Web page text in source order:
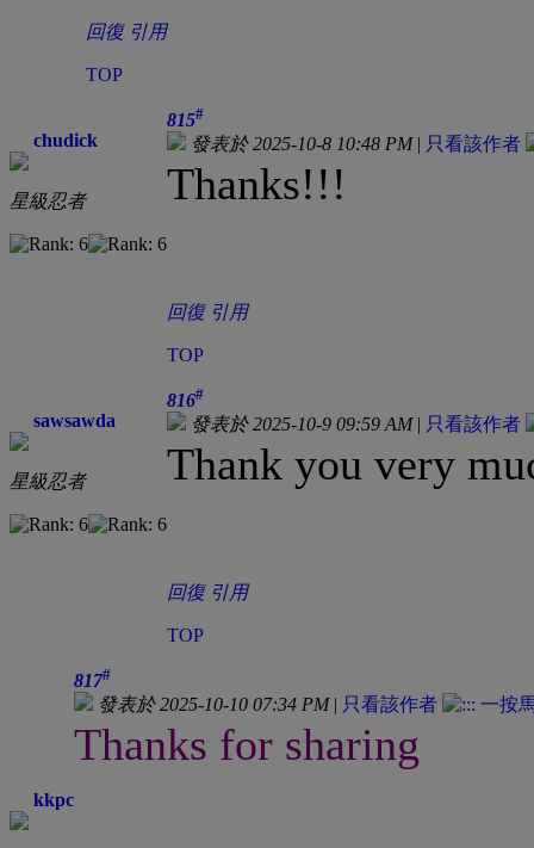
回復 引用
TOP
chudick
星級忍者
815#
發表於 2025-10-8 10:48 PM| 只看該作者
Thanks!!!
回復 引用
TOP
sawsawda
星級忍者
816#
發表於 2025-10-9 09:59 AM| 只看該作者
Thank you very
回復 引用
TOP
kkpc
817#
發表於 2025-10-10 07:34 PM| 只看該作者
Thanks for sharing